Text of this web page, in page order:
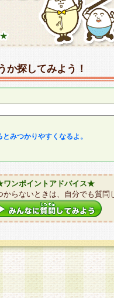
か探してみよう！
みつかりやすくなるよ。
ンポイントアドバイス★
からないときは、自分でも質問